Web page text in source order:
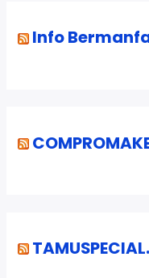
Info